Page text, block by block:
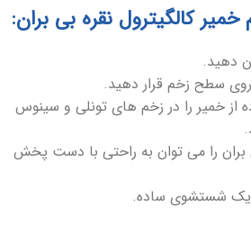
کالگیترول نقره بی بران:
دهید.
سطح زخم قرار دهید.
از خمیر را در زخم های تونلی و سینوس
را می توان به راحتی با دست پخش
یک شستشوی ساده.